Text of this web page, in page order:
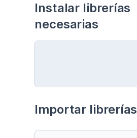
Instalar librerías
necesarias
Importar librerías